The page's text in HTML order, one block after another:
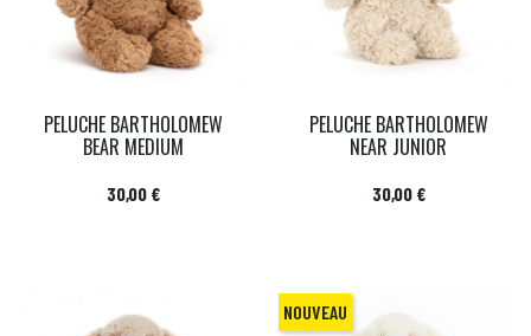
PELUCHE BARTHOLOMEW
BEAR MEDIUM
Prix
30,00 €
PELUCHE BARTHOLOMEW
NEAR JUNIOR
Prix
30,00 €
NOUVEAU